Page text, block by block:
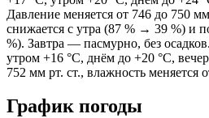
Давление меняется от 746 до 750
снижается с утра (87 % → 39 %) и
%). Завтра — пасмурно, без
утром +16 °C, днём до +20 °C,
752 мм рт. ст., влажность меняется
График погоды